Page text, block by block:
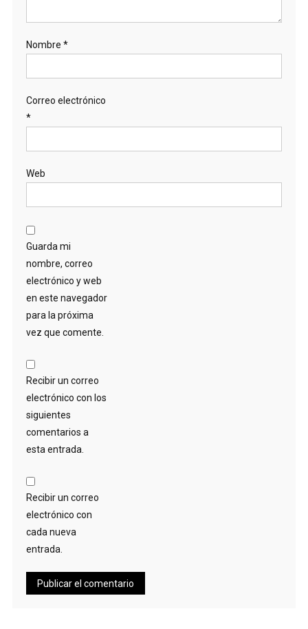
Nombre *
Correo electrónico
*
Web
Guarda mi
nombre, correo
electrónico y web
en este navegador
para la próxima
vez que comente.
Recibir un correo
electrónico con los
siguientes
comentarios a
esta entrada.
Recibir un correo
electrónico con
cada nueva
entrada.